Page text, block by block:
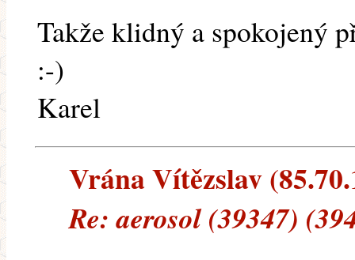
Takže klidný a spokojený
:-)
Karel
Vrána Vítězslav
Re: aerosol (39347)